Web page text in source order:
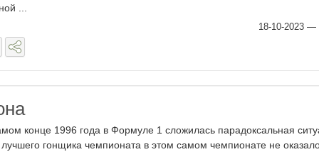
...
18-10-2023 —
конце 1996 года в Формуле 1 сложилась парадоксальная
гонщика чемпионата в этом самом чемпионате не